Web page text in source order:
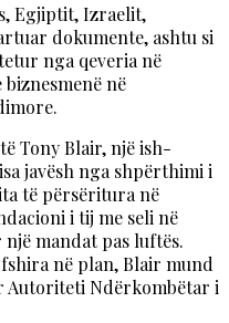
Egjiptit, Izraelit,
dokumente, ashtu si
nga qeveria në
në
Tony Blair, një ish-
javësh nga shpërthimi i
të përsëritura në
i tij me seli në
mandat pas luftës.
në plan, Blair mund
Autoriteti Ndërkombëtar i